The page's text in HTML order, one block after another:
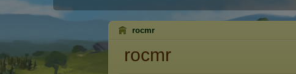
rocmr
rocmr